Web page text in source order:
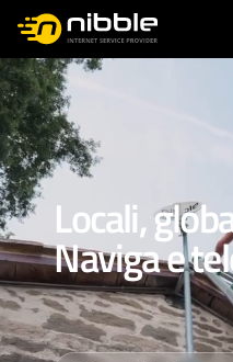
Nibble
Locali,
Naviga e